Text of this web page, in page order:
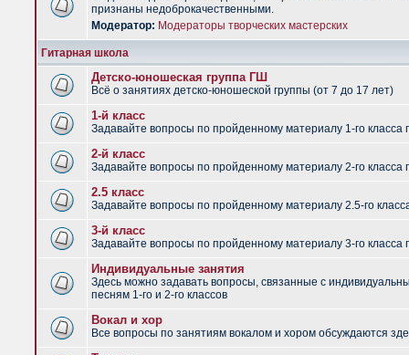
признаны недоброкачественными.
Модератор: Модераторы творческих мастерских
Гитарная школа
Детско-юношеская группа ГШ
Всё о занятиях детско-юношеской группы (от 7 до 17 лет)
1-й класс
Задавайте вопросы по пройденному материалу 1-го класса
2-й класс
Задавайте вопросы по пройденному материалу 2-го класса
2.5 класс
Задавайте вопросы по пройденному материалу 2.5-го
3-й класс
Задавайте вопросы по пройденному материалу 3-го класса
Индивидуальные занятия
Здесь можно задавать вопросы, связанные с
песням 1-го и 2-го классов
Вокал и хор
Все вопросы по занятиям вокалом и хором обсуждаются